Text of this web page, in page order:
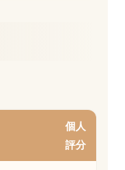
個人
評分